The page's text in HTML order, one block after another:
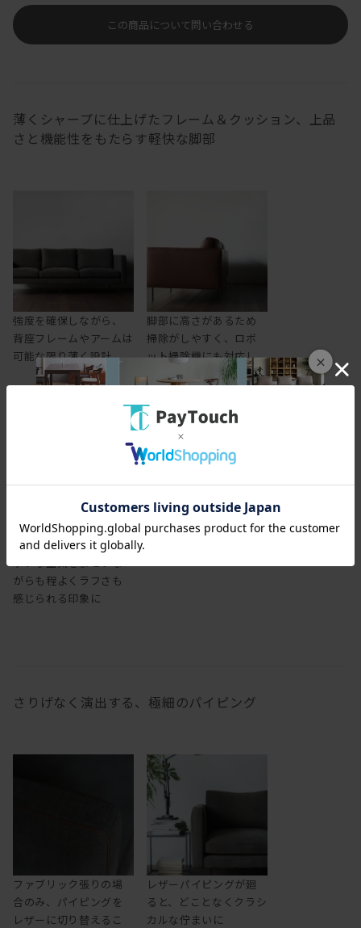
×
この商品について問い合わせる
薄くシャープに仕上げたフレーム＆クッション、上品
さと機能性をもたらす軽快な脚部
強度を確保しながら、
背座フレームやアームは
可能な限り薄く設計
脚部に高さがあるため
掃除がしやすく、ロボ
ット掃除機にも対応し
ます
レザーで張り込むと、シ
ックな空気をまといな
がらも程よくラフさも
感じられる印象に
さりげなく演出する、極細のパイピング
ファブリック張りの場
合のみ、パイピングを
レザーに切り替えるこ
レザーパイピングが廻
ると、どことなくクラシ
カルな佇まいに